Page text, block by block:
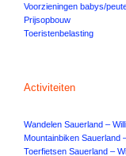
Voorzieningen babys/
Prijsopbouw
Toeristenbelasting
Activiteiten
Wandelen Sauerland –
Mountainbiken Sauerland
Toerfietsen Sauerland –